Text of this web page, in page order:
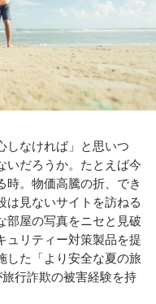
なければ」と思いつ
いだろうか。たとえば今
時。物価高騰の折、でき
は見ないサイトを訪ねる
部屋の写真をニセと見破
ュリティー対策製品を提
した「より安全な夏の旅
行詐欺の被害経験を持